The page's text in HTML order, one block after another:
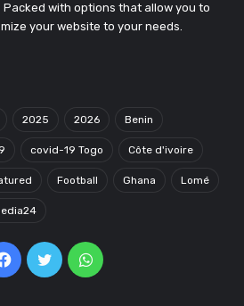
Packed with options that allow you to
your website to your needs.
2025 2026 Benin
covid-19 Togo Côte d'ivoire
Football Ghana Lomé
Facebook
TwitterWhatsApp